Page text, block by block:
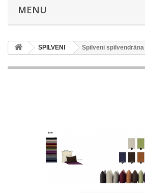
MENU
SPILVENI Spilveni